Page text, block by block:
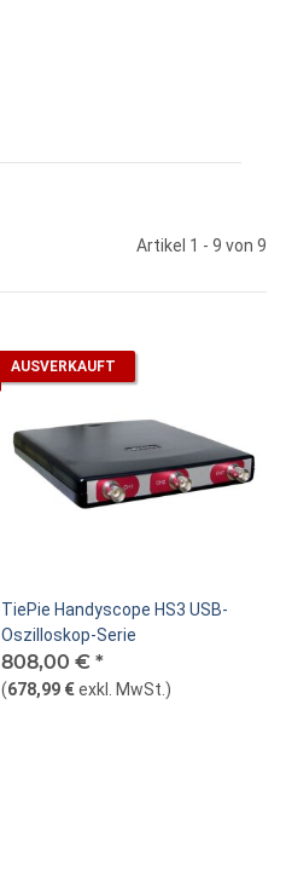
Artikel 1 - 9 von 9
AUSVERKAUFT
TiePie Handyscope HS3 USB-
Oszilloskop-Serie
808,00 € *
(678,99 €exkl. MwSt. )